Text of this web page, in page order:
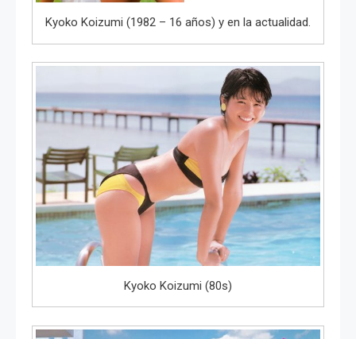
Kyoko Koizumi (1982 – 16 años) y en la actualidad.
Kyoko Koizumi (80s)